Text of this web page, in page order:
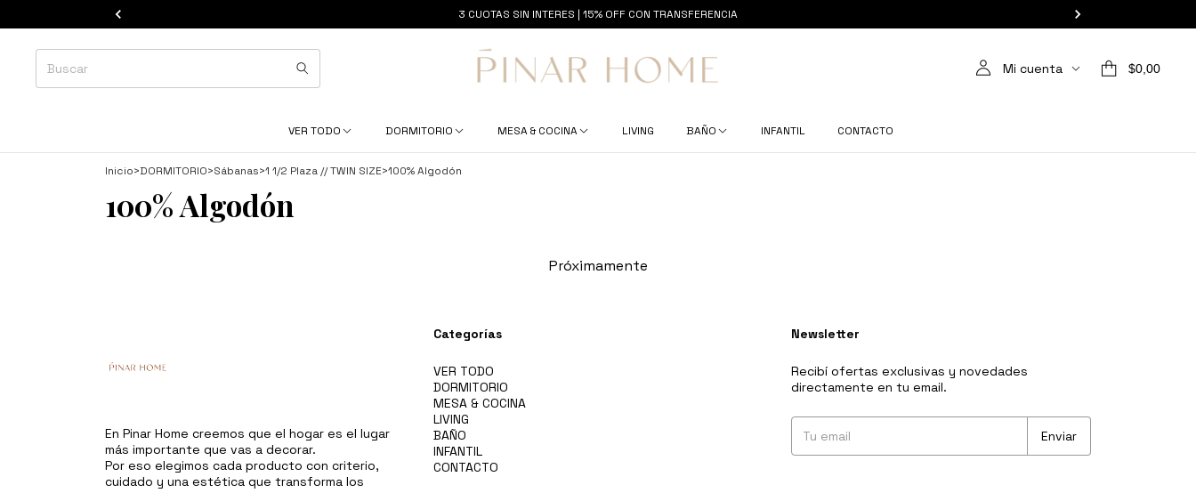
3 CUOTAS SIN INTERES | 15% OFF CON TRANSFERENCIA
Mi cuenta $0,00
VER TODO DORMITORIO MESA & COCINA LIVING BAÑO INFANTIL CONTACTO
Inicio>DORMITORIO>Sábanas>1 1/2 Plaza // TWIN SIZE>100% Algodón
100% Algodón
Próximamente
En Pinar Home creemos que el hogar es el lugar
más importante que vas a decorar.
Por eso elegimos cada producto con criterio,
cuidado y una estética que transforma los
Categorías
VER TODO
DORMITORIO
MESA & COCINA
LIVING
BAÑO
INFANTIL
CONTACTO
Newsletter
Recibí ofertas exclusivas y novedades
directamente en tu email.